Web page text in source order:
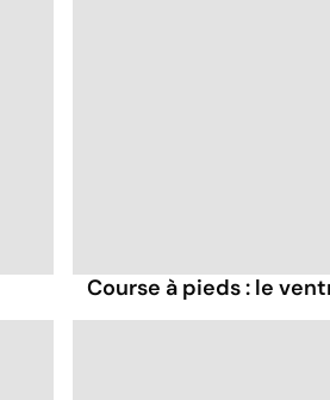
Course à pieds : le